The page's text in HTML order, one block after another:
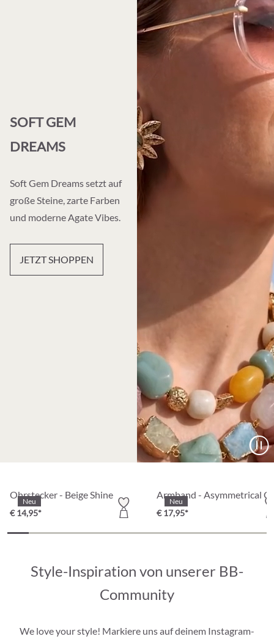
SOFT GEM
DREAMS
Soft Gem Dreams setzt auf
große Steine, zarte Farben
und moderne Agate Vibes.
JETZT SHOPPEN
Neu
Ohrstecker - Beige Shine
€ 14,95*
Neu
Armband - Asymmetrical
€ 17,95*
Style-Inspiration von unserer BB-
Community
We love your style! Markiere uns auf deinem Instagram-